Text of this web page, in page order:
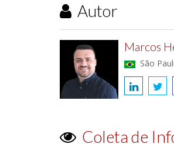
Autor
Marcos
São
Coleta de